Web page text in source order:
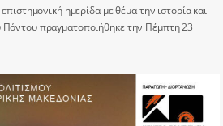
ημερίδα με θέμα την ιστορία και
Πόντου πραγματοποιήθηκε την Πέμπτη 23